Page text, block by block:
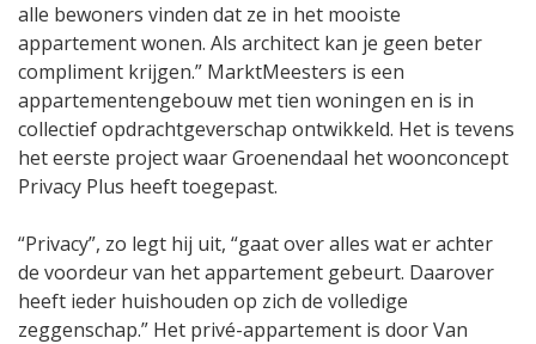
alle bewoners vinden dat ze in het mooiste
appartement wonen. Als architect kan je geen beter
compliment krijgen.” MarktMeesters is een
appartementengebouw met tien woningen en is in
collectief opdrachtgeverschap ontwikkeld. Het is tevens
het eerste project waar Groenendaal het woonconcept
Privacy Plus heeft toegepast.
“Privacy”, zo legt hij uit, “gaat over alles wat er achter
de voordeur van het appartement gebeurt. Daarover
heeft ieder huishouden op zich de volledige
zeggenschap.” Het privé-appartement is door Van